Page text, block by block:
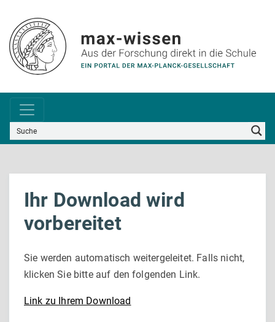
Ihr Download wird
vorbereitet
Sie werden automatisch weitergeleitet. Falls nicht,
klicken Sie bitte auf den folgenden Link.
Link zu Ihrem Download